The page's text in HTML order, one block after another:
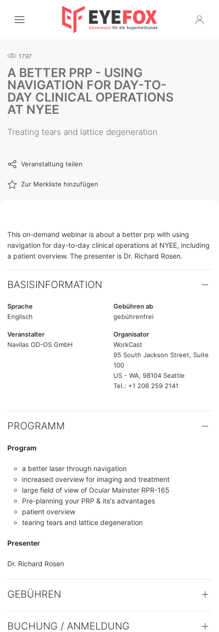
1797
A BETTER PRP - USING
NAVIGATION FOR DAY-TO-
DAY CLINICAL OPERATIONS
AT NYEE
Treating tears and lattice degeneration
Veranstaltung teilen
Zur Merkliste hinzufügen
This on-demand webinar is about a better prp with using
navigation for day-to-day clinical operations at NYEE, including
a patient overview. The presenter is Dr. Richard Rosen.
BASISINFORMATION
Sprache
Englisch
Gebühren ab
gebührenfrei
Veranstalter
Navilas OD-OS GmbH
Organisator
WorkCast
95 South Jackson Street, Suite
100
US - WA, 98104 Seattle
Tel.: +1 206 259 2141
PROGRAMM
Program
a better laser through navigation
increased overview for imaging and treatment
large field of view of Ocular Mainster RPR-165
Pre-planning your PRP & its's advantages
patient overview
tearing tears and lattice degeneration
Presenter
Dr. Richard Rosen
GEBÜHREN
BUCHUNG / ANMELDUNG